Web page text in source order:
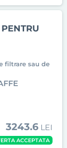
filtrare sau de
3243.6 LEI
ACCEPTATA